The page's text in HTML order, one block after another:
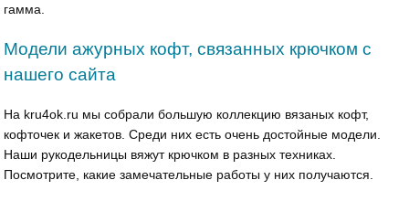
гамма.
Модели ажурных кофт, связанных крючком с
нашего сайта
На kru4ok.ru мы собрали большую коллекцию вязаных кофт,
кофточек и жакетов. Среди них есть очень достойные модели.
Наши рукодельницы вяжут крючком в разных техниках.
Посмотрите, какие замечательные работы у них получаются.